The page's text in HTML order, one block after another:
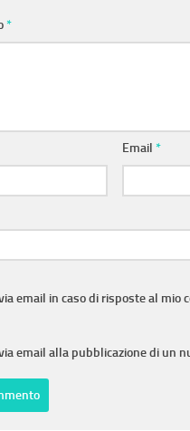
*
Email *
email in caso di risposte al mio
email alla pubblicazione di un